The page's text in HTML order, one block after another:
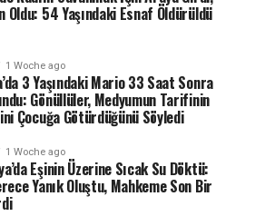
bir sonraki adıma çevrilmiş
#sondakika
Oldu: 54 Yaşındaki Esnaf Öldürüldü
1 Woche ago
3 Yaşındaki Mario 33 Saat Sonra
Gönüllüler, Medyumun Tarifinin
Çocuğa Götürdüğünü Söyledi
1 Woche ago
Eşinin Üzerine Sıcak Su Döktü:
Yanık Oluştu, Mahkeme Son Bir